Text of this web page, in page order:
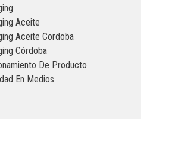
Aceite
Aceite Cordoba
Córdoba
De Producto
En Medios